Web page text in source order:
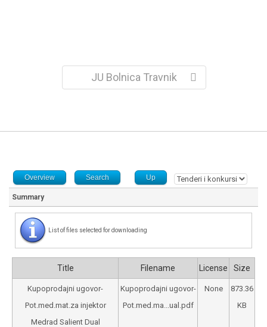
JU Bolnica Travnik
Overview Search Up
Summary
List of files selected for downloading
Title Filename License Size
Kupoprodajni ugovor-
Pot.med.mat.za injektor
Medrad Salient Dual
Kupoprodajni ugovor-
Pot.med.ma...ual.pdf
None
873.36
KB